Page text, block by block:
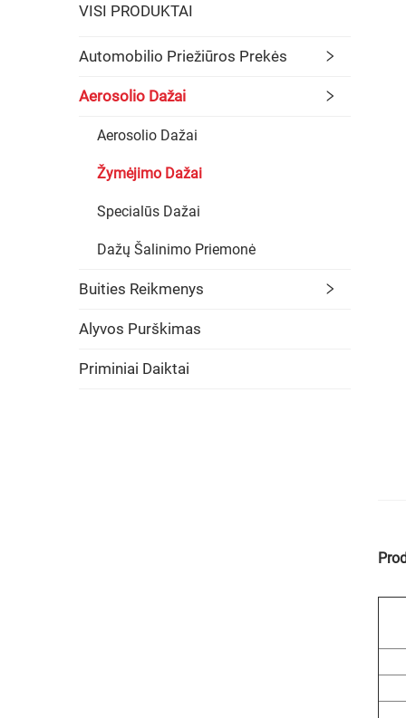
VISI PRODUKTAI
Automobilio Priežiūros Prekės
Aerosolio Dažai
Aerosolio Dažai
Žymėjimo Dažai
Specialūs Dažai
Dažų Šalinimo Priemonė
Buities Reikmenys
Alyvos Purškimas
Priminiai Daiktai